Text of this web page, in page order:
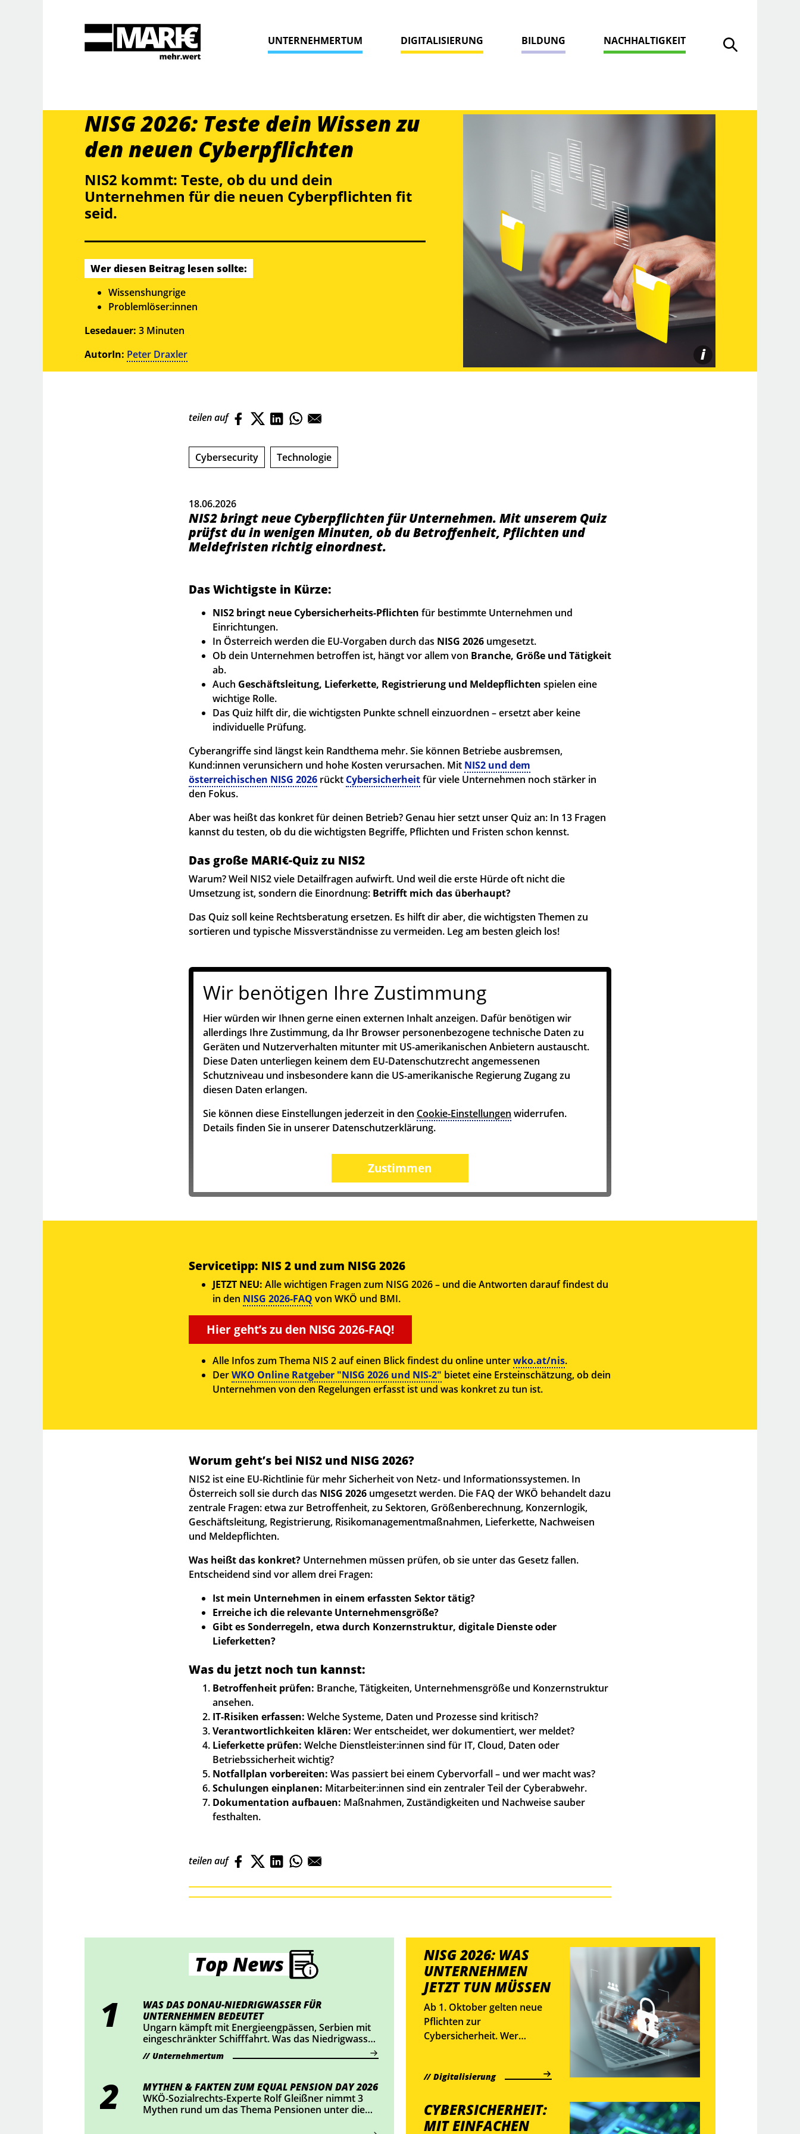
Suche öffnen
Suche
UNTERNEHMERTUM DIGITALISIERUNG BILDUNG NACHHALTIGKEIT
NISG 2026: Teste dein Wissen zu
den neuen Cyberpflichten
NIS2 kommt: Teste, ob du und dein
Unternehmen für die neuen Cyberpflichten fit
seid.
Wer diesen Beitrag lesen sollte:
Wissenshungrige
Problemlöser:innen
Lesedauer: 3 Minuten
AutorIn: Peter Draxler i
teilen auf
Cybersecurity Technologie
18.06.2026
NIS2 bringt neue Cyberpflichten für Unternehmen. Mit unserem Quiz
prüfst du in wenigen Minuten, ob du Betroffenheit, Pflichten und
Meldefristen richtig einordnest.
Das Wichtigste in Kürze:
NIS2 bringt neue Cybersicherheits-Pflichten für bestimmte Unternehmen und
Einrichtungen.
In Österreich werden die EU-Vorgaben durch das NISG 2026 umgesetzt.
Ob dein Unternehmen betroffen ist, hängt vor allem von Branche, Größe und Tätigkeit
ab.
Auch Geschäftsleitung, Lieferkette, Registrierung und Meldepflichten spielen eine
wichtige Rolle.
Das Quiz hilft dir, die wichtigsten Punkte schnell einzuordnen – ersetzt aber keine
individuelle Prüfung.
Cyberangriffe sind längst kein Randthema mehr. Sie können Betriebe ausbremsen,
Kund:innen verunsichern und hohe Kosten verursachen. Mit NIS2 und dem
österreichischen NISG 2026 rückt Cybersicherheitfür viele Unternehmen noch stärker in
den Fokus.
Aber was heißt das konkret für deinen Betrieb? Genau hier setzt unser Quiz an: In 13 Fragen
kannst du testen, ob du die wichtigsten Begriffe, Pflichten und Fristen schon kennst.
Das große MARI€-Quiz zu NIS2
Warum? Weil NIS2 viele Detailfragen aufwirft. Und weil die erste Hürde oft nicht die
Umsetzung ist, sondern die Einordnung: Betrifft mich das überhaupt?
Das Quiz soll keine Rechtsberatung ersetzen. Es hilft dir aber, die wichtigsten Themen zu
sortieren und typische Missverständnisse zu vermeiden. Leg am besten gleich los!
Wir benötigen Ihre Zustimmung
Hier würden wir Ihnen gerne einen externen Inhalt anzeigen. Dafür benötigen wir
allerdings Ihre Zustimmung, da Ihr Browser personenbezogene technische Daten zu
Geräten und Nutzerverhalten mitunter mit US-amerikanischen Anbietern austauscht.
Diese Daten unterliegen keinem dem EU-Datenschutzrecht angemessenen
Schutzniveau und insbesondere kann die US-amerikanische Regierung Zugang zu
diesen Daten erlangen.
Sie können diese Einstellungen jederzeit in den Cookie-Einstellungen widerrufen.
Details finden Sie in unserer Datenschutzerklärung.
Zustimmen
Servicetipp: NIS 2 und zum NISG 2026
JETZT NEU: Alle wichtigen Fragen zum NISG 2026 – und die Antworten darauf findest du
in den NISG 2026-FAQ von WKÖ und BMI.
Hier geht’s zu den NISG 2026-FAQ!
Alle Infos zum Thema NIS 2 auf einen Blick findest du online unterwko.at/nis.
DerWKO Online Ratgeber "NISG 2026 und NIS-2" bietet eine Ersteinschätzung, ob dein
Unternehmen von den Regelungen erfasst ist und was konkret zu tun ist.
Worum geht’s bei NIS2 und NISG 2026?
NIS2 ist eine EU-Richtlinie für mehr Sicherheit von Netz- und Informationssystemen. In
Österreich soll sie durch das NISG 2026 umgesetzt werden. Die FAQ der WKÖ behandelt dazu
zentrale Fragen: etwa zur Betroffenheit, zu Sektoren, Größenberechnung, Konzernlogik,
Geschäftsleitung, Registrierung, Risikomanagementmaßnahmen, Lieferkette, Nachweisen
und Meldepflichten.
Was heißt das konkret? Unternehmen müssen prüfen, ob sie unter das Gesetz fallen.
Entscheidend sind vor allem drei Fragen:
Ist mein Unternehmen in einem erfassten Sektor tätig?
Erreiche ich die relevante Unternehmensgröße?
Gibt es Sonderregeln, etwa durch Konzernstruktur, digitale Dienste oder
Lieferketten?
Was du jetzt noch tun kannst:
Betroffenheit prüfen: Branche, Tätigkeiten, Unternehmensgröße und Konzernstruktur
ansehen.
IT-Risiken erfassen: Welche Systeme, Daten und Prozesse sind kritisch?
Verantwortlichkeiten klären: Wer entscheidet, wer dokumentiert, wer meldet?
Lieferkette prüfen: Welche Dienstleister:innen sind für IT, Cloud, Daten oder
Betriebssicherheit wichtig?
Notfallplan vorbereiten: Was passiert bei einem Cybervorfall – und wer macht was?
Schulungen einplanen: Mitarbeiter:innen sind ein zentraler Teil der Cyberabwehr.
Dokumentation aufbauen: Maßnahmen, Zuständigkeiten und Nachweise sauber
festhalten.
teilen auf
Top News
WAS DAS DONAU-NIEDRIGWASSER FÜR
UNTERNEHMEN BEDEUTET
Ungarn kämpft mit Energieengpässen, Serbien mit
eingeschränkter Schifffahrt. Was das Niedrigwasser
für österreichische Unternehmen bedeutet – und
wie du jetzt vorsorgen kannst.
Unternehmertum
MYTHEN & FAKTEN ZUM EQUAL PENSION DAY 2026
WKÖ-Sozialrechts-Experte Rolf Gleißner nimmt 3
Mythen rund um das Thema Pensionen unter die
NISG 2026: WAS
UNTERNEHMEN
JETZT TUN MÜSSEN
Ab 1. Oktober gelten neue
Pflichten zur
Cybersicherheit. Wer
und sich bis Jahresende
erklärt WKÖ-Expertin
Verena Becker.
Digitalisierung
CYBERSICHERHEIT:
MIT EINFACHEN